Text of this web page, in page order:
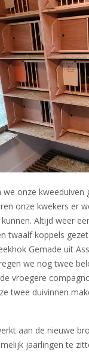
onze
onze kwekers er
Altijd weer
twaalf koppels
Gemade uit
we nog twee
vroegere
twee duivinnen
aan de nieuwe
jaarlingen te